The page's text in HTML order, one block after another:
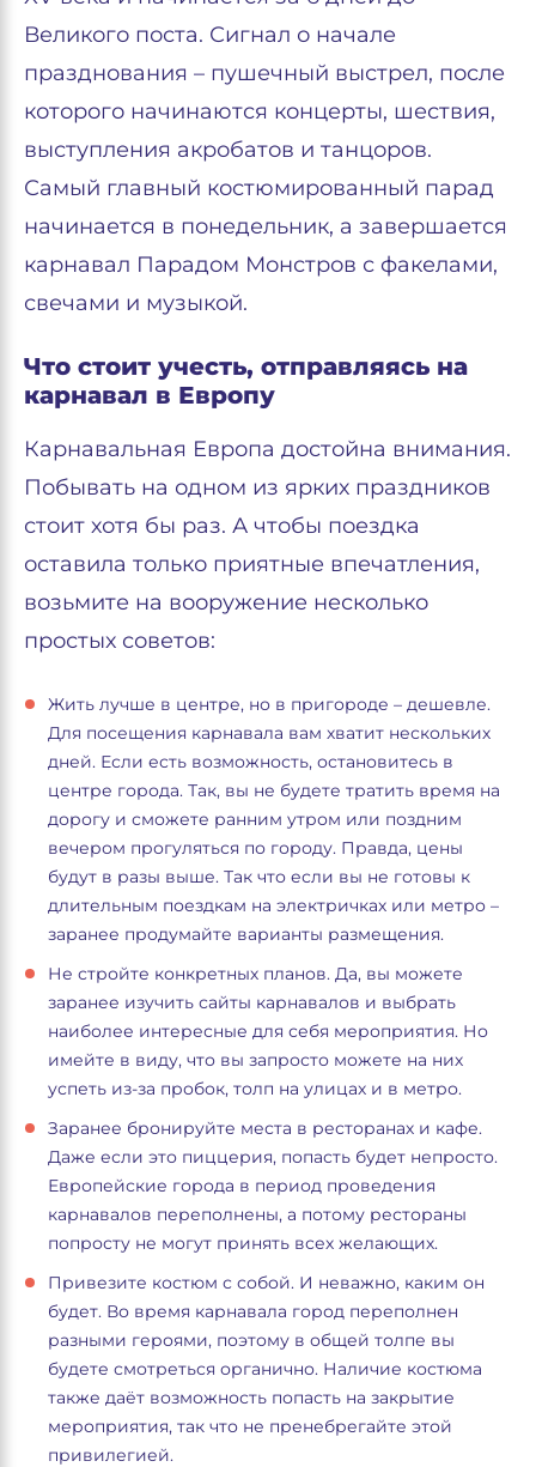
Великого поста. Сигнал о начале
празднования – пушечный выстрел, после
которого начинаются концерты, шествия,
выступления акробатов и танцоров.
Самый главный костюмированный парад
начинается в понедельник, а завершается
карнавал Парадом Монстров с факелами,
свечами и музыкой.
Что стоит учесть, отправляясь на
карнавал в Европу
Карнавальная Европа достойна внимания.
Побывать на одном из ярких праздников
стоит хотя бы раз. А чтобы поездка
оставила только приятные впечатления,
возьмите на вооружение несколько
простых советов:
Жить лучше в центре, но в пригороде – дешевле.
Для посещения карнавала вам хватит нескольких
дней. Если есть возможность, остановитесь в
центре города. Так, вы не будете тратить время на
дорогу и сможете ранним утром или поздним
вечером прогуляться по городу. Правда, цены
будут в разы выше. Так что если вы не готовы к
длительным поездкам на электричках или метро –
заранее продумайте варианты размещения.
Не стройте конкретных планов. Да, вы можете
заранее изучить сайты карнавалов и выбрать
наиболее интересные для себя мероприятия. Но
имейте в виду, что вы запросто можете на них
успеть из-за пробок, толп на улицах и в метро.
Заранее бронируйте места в ресторанах и кафе.
Даже если это пиццерия, попасть будет непросто.
Европейские города в период проведения
карнавалов переполнены, а потому рестораны
попросту не могут принять всех желающих.
Привезите костюм с собой. И неважно, каким он
будет. Во время карнавала город переполнен
разными героями, поэтому в общей толпе вы
будете смотреться органично. Наличие костюма
также даёт возможность попасть на закрытие
мероприятия, так что не пренебрегайте этой
привилегией.